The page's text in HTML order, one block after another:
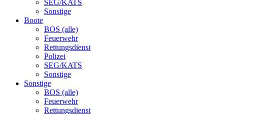
SEG/KATS
Sonstige
Boote
BOS (alle)
Feuerwehr
Rettungsdienst
Polizei
SEG/KATS
Sonstige
Sonstige
BOS (alle)
Feuerwehr
Rettungsdienst